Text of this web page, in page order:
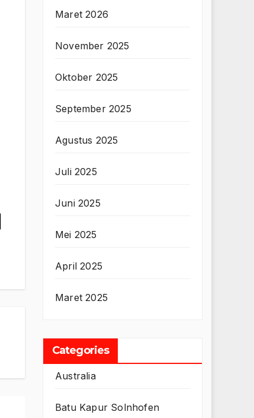
Maret 2026
November 2025
Oktober 2025
September 2025
Agustus 2025
Juli 2025
Juni 2025
Mei 2025
April 2025
Maret 2025
Categories
Australia
Batu Kapur Solnhofen